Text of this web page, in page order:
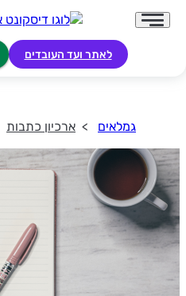
לאתר ועד העובדים
גמלאים ארכיון כתבות